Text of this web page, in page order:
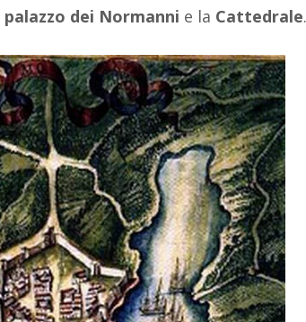
palazzo dei Normanni e la Cattedrale.